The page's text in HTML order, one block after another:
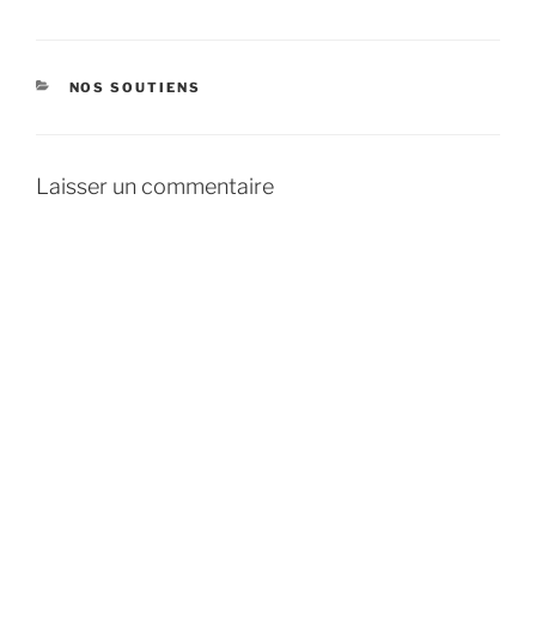
CATÉGORIES
NOS SOUTIENS
Laisser un commentaire